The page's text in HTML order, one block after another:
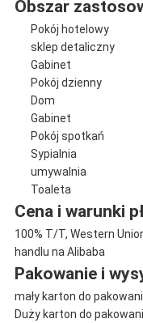
Obszar
Pokój hotelowy
sklep detaliczny
Gabinet
Pokój dzienny
Dom
Gabinet
Pokój spotkań
Sypialnia
umywalnia
Toaleta
Cena i warunki
100% T/T, Western
handlu na Alibaba
Pakowanie i
mały karton do
Duży karton do